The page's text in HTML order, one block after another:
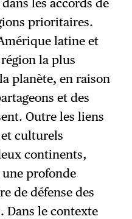
les accords de
prioritaires.
latine et
la plus
planète, en raison
et des
Outre les liens
culturels
continents,
profonde
de défense des
Dans le contexte